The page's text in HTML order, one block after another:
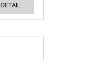
DETAIL